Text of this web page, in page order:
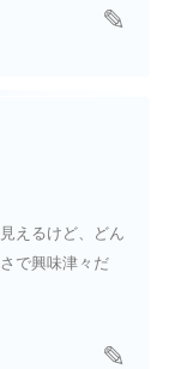
えるけど、どん
で興味津々だ